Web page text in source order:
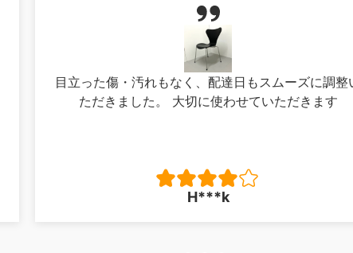
目立った傷・汚れもなく、配達日もスムーズに調整
ただきました。 大切に使わせていただきます
H***k